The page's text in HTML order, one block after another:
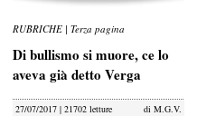
RUBRICHE | Terza pagina
Di bullismo si muore, ce lo
aveva già detto Verga
27/07/2017 | 21702 letture di M.G.V.